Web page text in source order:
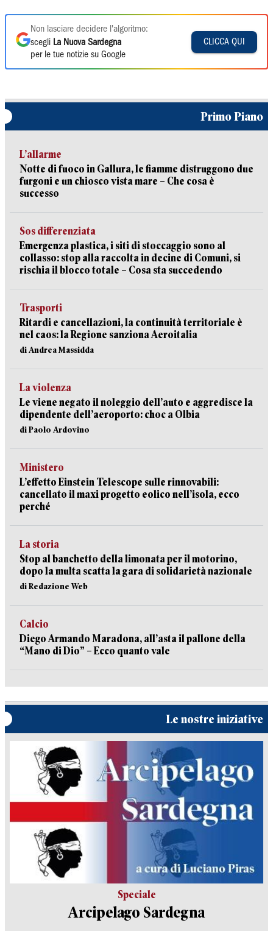
Non lasciare decidere l'algoritmo:
scegli La Nuova Sardegna
per le tue notizie su Google
CLICCA QUI
Primo Piano
L’allarme
Notte di fuoco in Gallura, le fiamme distruggono due
furgoni e un chiosco vista mare – Che cosa è
successo
Sos differenziata
Emergenza plastica, i siti di stoccaggio sono al
collasso: stop alla raccolta in decine di Comuni, si
rischia il blocco totale – Cosa sta succedendo
Trasporti
Ritardi e cancellazioni, la continuità territoriale è
nel caos: la Regione sanziona Aeroitalia
di Andrea Massidda
La violenza
Le viene negato il noleggio dell’auto e aggredisce la
dipendente dell’aeroporto: choc a Olbia
di Paolo Ardovino
Ministero
L’effetto Einstein Telescope sulle rinnovabili:
cancellato il maxi progetto eolico nell’isola, ecco
perché
La storia
Stop al banchetto della limonata per il motorino,
dopo la multa scatta la gara di solidarietà nazionale
di Redazione Web
Calcio
Diego Armando Maradona, all’asta il pallone della
“Mano di Dio” – Ecco quanto vale
Le nostre iniziative
Speciale
Arcipelago Sardegna